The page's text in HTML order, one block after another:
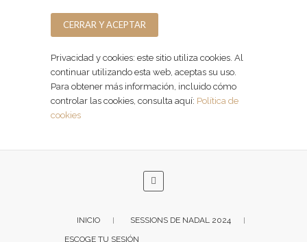
Privacidad y cookies: este sitio utiliza cookies. Al
continuar utilizando esta web, aceptas su uso.
Para obtener más información, incluido cómo
controlar las cookies, consulta aquí: Política de
cookies
INICIO
SESSIONS DE NADAL 2024
ESCOGE TU SESIÓN